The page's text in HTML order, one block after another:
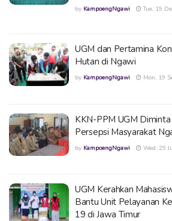
by KampoengNgawi Tue, 19
UGM dan Pertamina
Hutan di Ngawi
by KampoengNgawi Mon, 19
KKN-PPM UGM
Persepsi Masyarakat
by KampoengNgawi Wed, 29
UGM Kerahkan
Bantu Unit Pelayanan
19 di Jawa Timur